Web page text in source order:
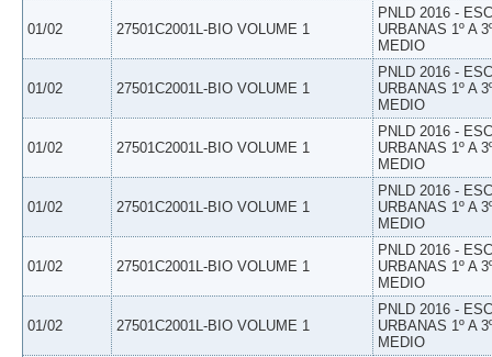
01/02 27501C2001L-BIO VOLUME 1
PNLD 2016 -
URBANAS 1º A
MEDIO
01/02 27501C2001L-BIO VOLUME 1
PNLD 2016 -
URBANAS 1º A
MEDIO
01/02 27501C2001L-BIO VOLUME 1
PNLD 2016 -
URBANAS 1º A
MEDIO
01/02 27501C2001L-BIO VOLUME 1
PNLD 2016 -
URBANAS 1º A
MEDIO
01/02 27501C2001L-BIO VOLUME 1
PNLD 2016 -
URBANAS 1º A
MEDIO
01/02 27501C2001L-BIO VOLUME 1
PNLD 2016 -
URBANAS 1º A
MEDIO